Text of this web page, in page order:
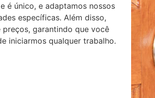
é único, e adaptamos nossos
específicas. Além disso,
garantindo que você
iniciarmos qualquer trabalho.